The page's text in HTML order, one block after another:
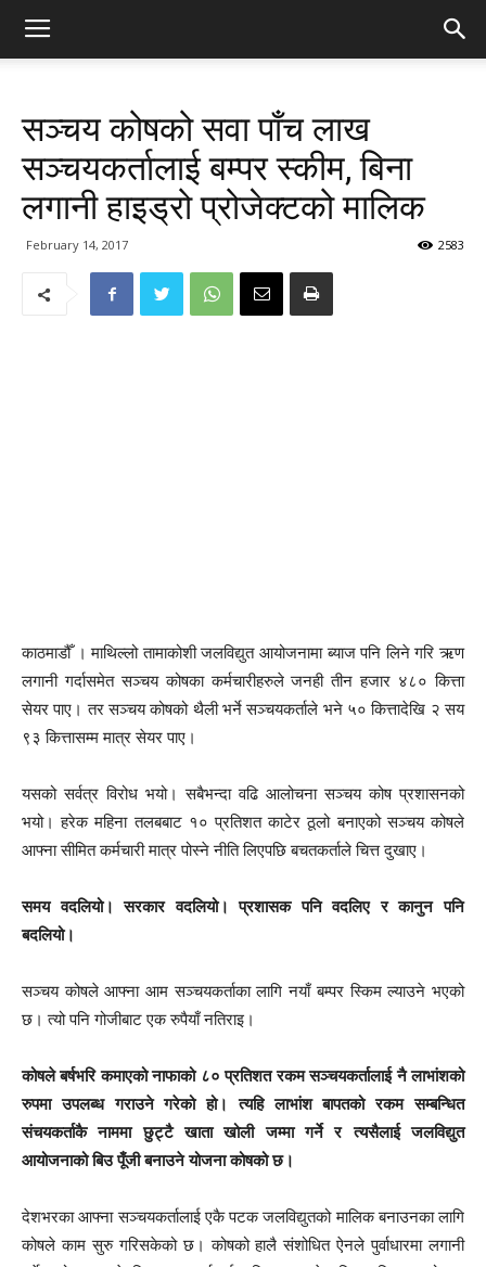
सञ्चय कोषको सवा पाँच लाख
सञ्चयकर्तालाई बम्पर स्कीम, बिना
लगानी हाइड्रो प्रोजेक्टको मालिक
February 14, 2017 2583
काठमाडौँ । माथिल्लो तामाकोशी जलविद्युत आयोजनामा ब्याज पनि लिने गरि ऋण
लगानी गर्दासमेत सञ्चय कोषका कर्मचारीहरुले जनही तीन हजार ४८० कित्ता
सेयर पाए। तर सञ्चय कोषको थैली भर्ने सञ्चयकर्ताले भने ५० कित्तादेखि २ सय
९३ कित्तासम्म मात्र सेयर पाए।
यसको सर्वत्र विरोध भयो। सबैभन्दा वढि आलोचना सञ्चय कोष प्रशासनको
भयो। हरेक महिना तलबबाट १० प्रतिशत काटेर ठूलो बनाएको सञ्चय कोषले
आफ्ना सीमित कर्मचारी मात्र पोस्ने नीति लिएपछि बचतकर्ताले चित्त दुखाए।
समय वदलियो। सरकार वदलियो। प्रशासक पनि वदलिए र कानुन पनि
बदलियो।
सञ्चय कोषले आफ्ना आम सञ्चयकर्ताका लागि नयाँ बम्पर स्किम ल्याउने भएको
छ। त्यो पनि गोजीबाट एक रुपैयाँ नतिराइ।
कोषले बर्षभरि कमाएको नाफाको ८० प्रतिशत रकम सञ्चयकर्तालाई नै लाभांशको
रुपमा उपलब्ध गराउने गरेको हो। त्यहि लाभांश बापतको रकम सम्बन्धित
संचयकर्ताकै नाममा छुट्टै खाता खोली जम्मा गर्ने र त्यसैलाई जलविद्युत
आयोजनाको बिउ पूँजी बनाउने योजना कोषको छ।
देशभरका आफ्ना सञ्चयकर्तालाई एकै पटक जलविद्युतको मालिक बनाउनका लागि
कोषले काम सुरु गरिसकेको छ। कोषको हालै संशोधित ऐनले पुर्वाधारमा लगानी